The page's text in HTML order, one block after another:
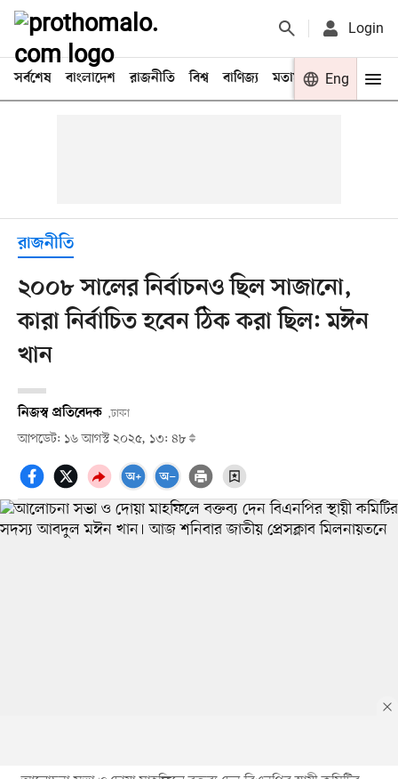
Login
সর্বশেষ বাংলাদেশ রাজনীতি বিশ্ব বাণিজ্য মতামত খেলা
Eng
রাজনীতি
২০০৮ সালের নির্বাচনও ছিল সাজানো,
কারা নির্বাচিত হবেন ঠিক করা ছিল: মঈন
খান
নিজস্ব প্রতিবেদক ,ঢাকা
আপডেট: ১৬ আগস্ট ২০২৫, ১৩: ৪৮